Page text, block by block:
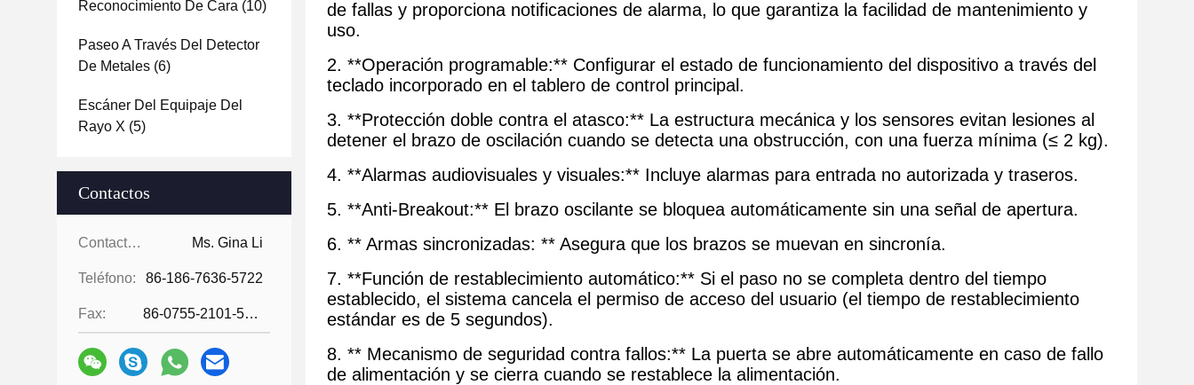
Reconocimiento De Cara (10)
Paseo A Través Del Detector
De Metales (6)
Escáner Del Equipaje Del
Rayo X (5)
Contactos
Contactos: Ms. Gina Li
Teléfono: 86-186-7636-5722
Fax: 86-0755-2101-5736
de fallas y proporciona notificaciones de alarma, lo que garantiza la facilidad de mantenimiento y
uso.
2. **Operación programable:** Configurar el estado de funcionamiento del dispositivo a través del
teclado incorporado en el tablero de control principal.
3. **Protección doble contra el atasco:** La estructura mecánica y los sensores evitan lesiones al
detener el brazo de oscilación cuando se detecta una obstrucción, con una fuerza mínima (≤ 2 kg).
4. **Alarmas audiovisuales y visuales:** Incluye alarmas para entrada no autorizada y traseros.
5. **Anti-Breakout:** El brazo oscilante se bloquea automáticamente sin una señal de apertura.
6. ** Armas sincronizadas: ** Asegura que los brazos se muevan en sincronía.
7. **Función de restablecimiento automático:** Si el paso no se completa dentro del tiempo
establecido, el sistema cancela el permiso de acceso del usuario (el tiempo de restablecimiento
estándar es de 5 segundos).
8. ** Mecanismo de seguridad contra fallos:** La puerta se abre automáticamente en caso de fallo
de alimentación y se cierra cuando se restablece la alimentación.